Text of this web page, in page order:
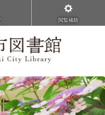
閲覧補助